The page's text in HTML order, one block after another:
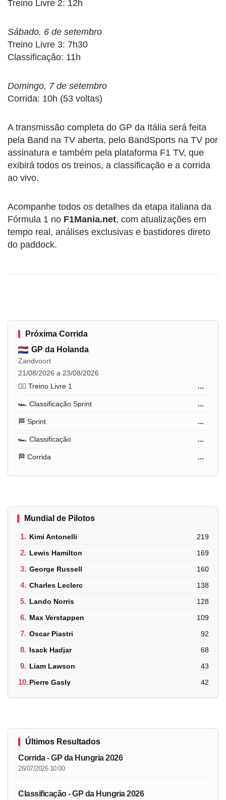
Treino Livre 2: 12h
Sábado, 6 de setembro
Treino Livre 3: 7h30
Classificação: 11h
Domingo, 7 de setembro
Corrida: 10h (53 voltas)
A transmissão completa do GP da Itália será feita
pela Band na TV aberta, pelo BandSports na TV por
assinatura e também pela plataforma F1 TV, que
exibirá todos os treinos, a classificação e a corrida
ao vivo.
Acompanhe todos os detalhes da etapa italiana da
Fórmula 1 no F1Mania.net, com atualizações em
tempo real, análises exclusivas e bastidores direto
do paddock.
Próxima Corrida
GP da Holanda
Zandvoort
21/08/2026 a 23/08/2026
🏋️‍♂️ Treino Livre 1
...
🏎️ Classificação Sprint ...
🏁 Sprint ...
🏎️ Classificação ...
🏁 Corrida ...
Mundial de Pilotos
1. Kimi Antonelli 219
2. Lewis Hamilton 169
3. George Russell 160
4. Charles Leclerc 138
5. Lando Norris 128
6. Max Verstappen 109
7. Oscar Piastri 92
8. Isack Hadjar 68
9. Liam Lawson 43
10.Pierre Gasly 42
Últimos Resultados
Corrida - GP da Hungria 2026
26/07/2026 10:00
Classificação - GP da Hungria 2026